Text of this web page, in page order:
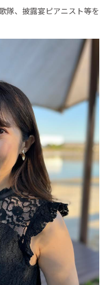
隊、披露宴ピアニスト等を